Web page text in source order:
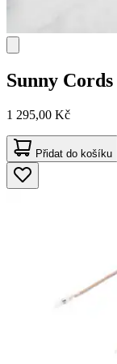
Sunny Cords
1 295,00 Kč
Přidat do košíku